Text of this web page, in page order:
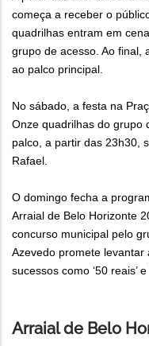
começa a receber o
quadrilhas entram em
grupo de acesso. Ao final,
ao palco principal.
No sábado, a festa na
Onze quadrilhas do grupo
palco, a partir das 23h30,
Rafael.
O domingo fecha a
Arraial de Belo Horizonte
concurso municipal pelo
Azevedo promete levantar
sucessos como ‘50 reais’ e
Arraial de Belo